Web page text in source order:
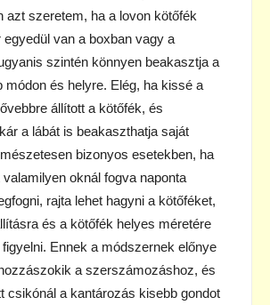
azt szeretem, ha a lovon kötőfék
van a boxban vagy a
szintén könnyen beakasztja a
módon és helyre. Elég, ha kissé a
állított a kötőfék, és
a lábát is beakaszthatja saját
bizonyos esetekben, ha
oknál fogva naponta
rajta lehet hagyni a kötőféket,
és a kötőfék helyes méretére
Ennek a módszernek előnye
a szerszámozáshoz, és
csikónál a kantározás kisebb gondot